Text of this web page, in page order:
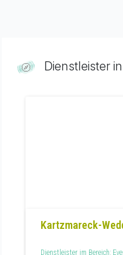
Dienstleister
Kartzmareck-
Dienstleister im Bereich: